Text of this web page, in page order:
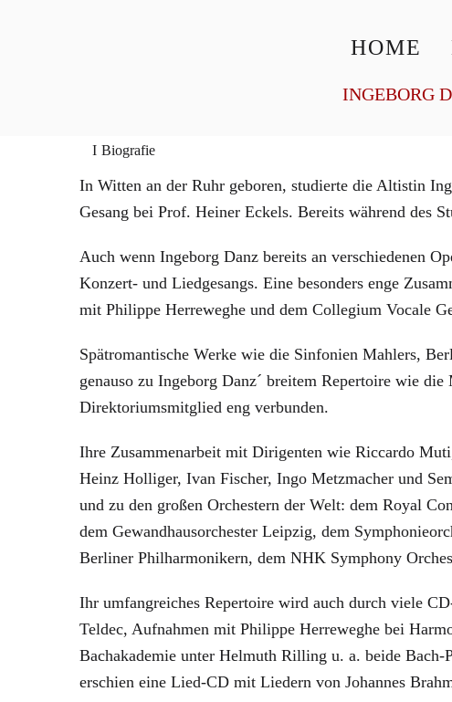
HOME
INGEBORG
Biografie
In Witten an der Ruhr geboren, studierte die Altistin
Gesang bei Prof. Heiner Eckels. Bereits während des
Auch wenn Ingeborg Danz bereits an verschiedenen
Konzert- und Liedgesangs. Eine besonders enge
mit Philippe Herreweghe und dem Collegium Vocale
Spätromantische Werke wie die Sinfonien Mahlers,
genauso zu Ingeborg Danz´ breitem Repertoire wie
Direktoriumsmitglied eng verbunden.
Ihre Zusammenarbeit mit Dirigenten wie Riccardo
Heinz Holliger, Ivan Fischer, Ingo Metzmacher und
und zu den großen Orchestern der Welt: dem Royal
dem Gewandhausorchester Leipzig, dem
Berliner Philharmonikern, dem NHK Symphony
Ihr umfangreiches Repertoire wird auch durch viele
Teldec, Aufnahmen mit Philippe Herreweghe bei
Bachakademie unter Helmuth Rilling u. a. beide Bach-
erschien eine Lied-CD mit Liedern von Johannes